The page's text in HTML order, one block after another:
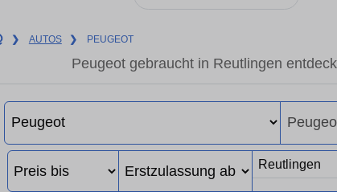
❯ AUTOS ❯ PEUGEOT
Peugeot gebraucht in Reutlingen